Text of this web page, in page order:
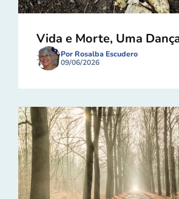
Vida e Morte, Uma
Por Rosalba Escudero
09/06/2026